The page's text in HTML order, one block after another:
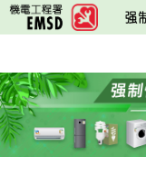
跳
至
要
内
容